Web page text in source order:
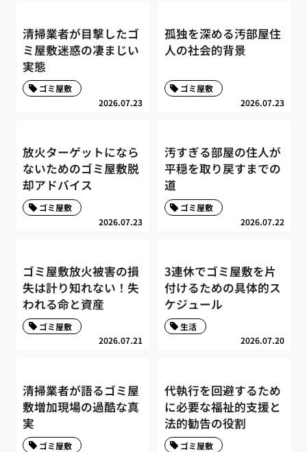
清掃業者が目撃したゴ
ミ屋敷迷惑の凄まじい
実態
2026.07.23
ゴミ屋敷
孤独を深める汚部屋住
人の社会的背景
2026.07.23
ゴミ屋敷
放火ターゲットになら
ないためのゴミ屋敷脱
却アドバイス
2026.07.23
ゴミ屋敷
汚すぎる部屋の住人が
平穏を取り戻すまでの
道
2026.07.22
ゴミ屋敷
ゴミ屋敷放火被害の損
失は計り知れない！失
われる命と資産
2026.07.21
ゴミ屋敷
3連休でゴミ屋敷を片
付けるための具体的ス
ケジュール
2026.07.20
生活
清掃業者が語るゴミ屋
敷増加現場の過酷な真
実
ゴミ屋敷
代執行を回避するため
に必要な福祉的支援と
法的勧告の役割
ゴミ屋敷